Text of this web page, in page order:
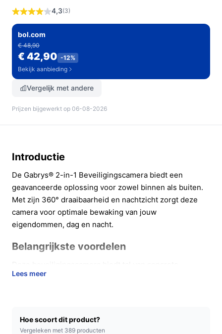
4,3(3)
bol.com
€ 48,90
€ 42,90 -12%
Bekijk aanbieding
Vergelijk met andere
Prijzen bijgewerkt op 06-08-2026
Introductie
De Gabrys® 2-in-1 Beveiligingscamera biedt een
geavanceerde oplossing voor zowel binnen als buiten.
Met zijn 360° draaibaarheid en nachtzicht zorgt deze
camera voor optimale bewaking van jouw
eigendommen, dag en nacht.
Belangrijkste voordelen
voordelen die jouw veiligheid verhogen:
de hoek. Dit betekent dat je de camera kunt
Lees meer
Hoe scoort dit product?
Vergeleken met 389 producten